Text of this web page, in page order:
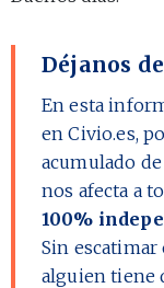
Déjanos
En esta
en Civio.es,
acumulado
nos afecta a
100%
Sin
alguien tiene